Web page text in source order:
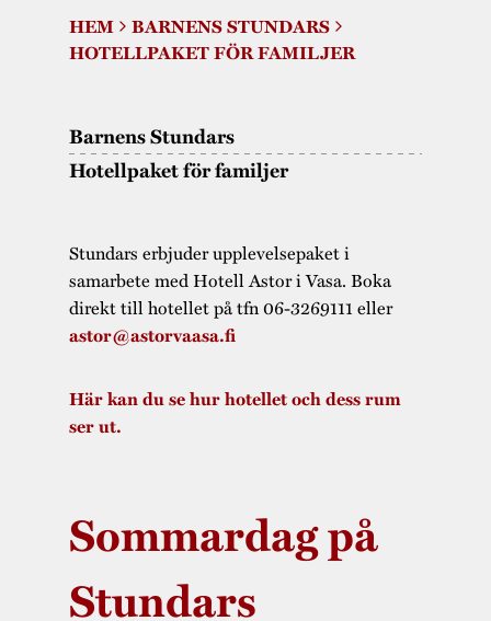
Tillgänglighet
Kontakta oss
Stundars teater
Byggnadsvård
Hantverk
Stugornas Stundars
Museisamlingarna
Stundarsvänner
Årsberättelser
Stundars
registerbeskrivning
HEM
BARNENS STUNDARS
HOTELLPAKET FÖR FAMILJER
Barnens Stundars
Hotellpaket för familjer
Stundars erbjuder upplevelsepaket i
samarbete med Hotell Astor i Vasa. Boka
direkt till hotellet på tfn 06-3269111 eller
astor@astorvaasa.fi
Här kan du se hur hotellet och dess rum
ser ut.
Sommardag på
Stundars